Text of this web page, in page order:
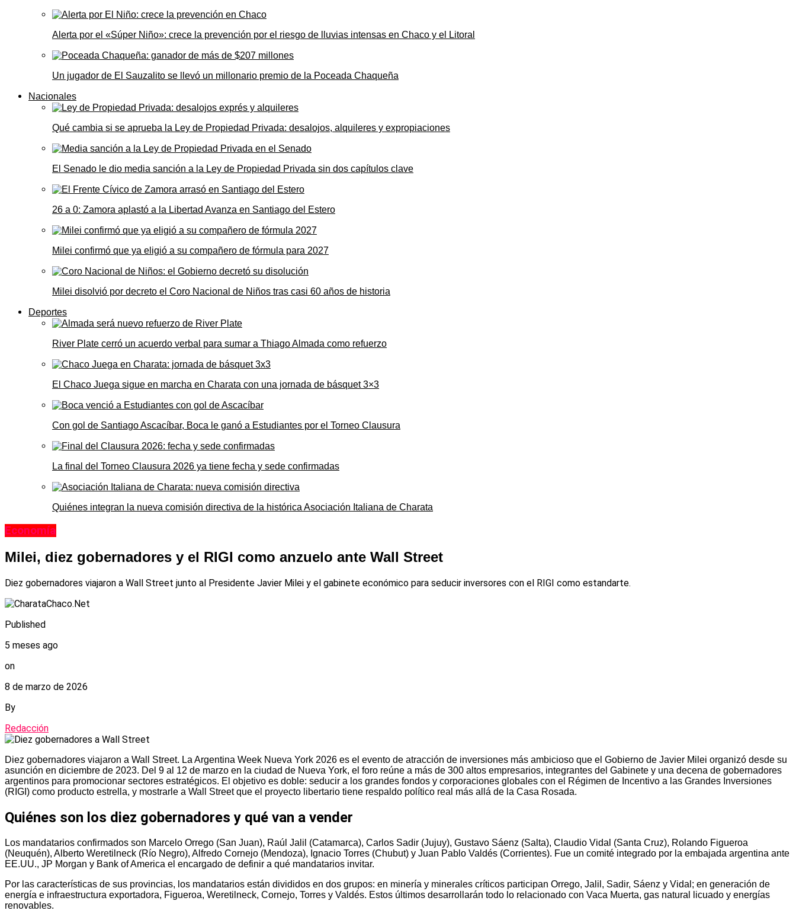
Alerta por el «Súper Niño»: crece la prevención por el riesgo de lluvias intensas en Chaco y el Litoral
Un jugador de El Sauzalito se llevó un millonario premio de la Poceada Chaqueña
Nacionales
Qué cambia si se aprueba la Ley de Propiedad Privada: desalojos, alquileres y expropiaciones
El Senado le dio media sanción a la Ley de Propiedad Privada sin dos capítulos clave
26 a 0: Zamora aplastó a la Libertad Avanza en Santiago del Estero
Milei confirmó que ya eligió a su compañero de fórmula para 2027
Milei disolvió por decreto el Coro Nacional de Niños tras casi 60 años de historia
Deportes
River Plate cerró un acuerdo verbal para sumar a Thiago Almada como refuerzo
El Chaco Juega sigue en marcha en Charata con una jornada de básquet 3×3
Con gol de Santiago Ascacíbar, Boca le ganó a Estudiantes por el Torneo Clausura
La final del Torneo Clausura 2026 ya tiene fecha y sede confirmadas
Quiénes integran la nueva comisión directiva de la histórica Asociación Italiana de Charata
Economía
Milei, diez gobernadores y el RIGI como anzuelo ante Wall Street
Diez gobernadores viajaron a Wall Street junto al Presidente Javier Milei y el gabinete económico para seducir inversores con el RIGI como estandarte.
Published
5 meses ago
on
8 de marzo de 2026
By
Redacción
Diez gobernadores viajaron a Wall Street. La Argentina Week Nueva York 2026 es el evento de atracción de inversiones más ambicioso que el Gobierno de Javier Milei organizó desde su
asunción en diciembre de 2023. Del 9 al 12 de marzo en la ciudad de Nueva York, el foro reúne a más de 300 altos empresarios, integrantes del Gabinete y una decena de gobernadores
argentinos para promocionar sectores estratégicos. El objetivo es doble: seducir a los grandes fondos y corporaciones globales con el Régimen de Incentivo a las Grandes Inversiones
(RIGI) como producto estrella, y mostrarle a Wall Street que el proyecto libertario tiene respaldo político real más allá de la Casa Rosada.
Quiénes son los diez gobernadores y qué van a vender
Los mandatarios confirmados son Marcelo Orrego (San Juan), Raúl Jalil (Catamarca), Carlos Sadir (Jujuy), Gustavo Sáenz (Salta), Claudio Vidal (Santa Cruz), Rolando Figueroa
(Neuquén), Alberto Weretilneck (Río Negro), Alfredo Cornejo (Mendoza), Ignacio Torres (Chubut) y Juan Pablo Valdés (Corrientes). Fue un comité integrado por la embajada argentina ante
EE.UU., JP Morgan y Bank of America el encargado de definir a qué mandatarios invitar.
Por las características de sus provincias, los mandatarios están divididos en dos grupos: en minería y minerales críticos participan Orrego, Jalil, Sadir, Sáenz y Vidal; en generación de
energía e infraestructura exportadora, Figueroa, Weretilneck, Cornejo, Torres y Valdés. Estos últimos desarrollarán todo lo relacionado con Vaca Muerta, gas natural licuado y energías
renovables.